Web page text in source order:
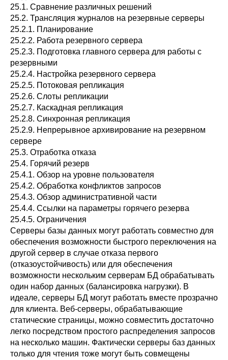
25.1. Сравнение различных решений
25.2. Трансляция журналов на резервные серверы
25.2.1. Планирование
25.2.2. Работа резервного сервера
25.2.3. Подготовка главного сервера для работы с
резервными
25.2.4. Настройка резервного сервера
25.2.5. Потоковая репликация
25.2.6. Слоты репликации
25.2.7. Каскадная репликация
25.2.8. Синхронная репликация
25.2.9. Непрерывное архивирование на резервном
сервере
25.3. Отработка отказа
25.4. Горячий резерв
25.4.1. Обзор на уровне пользователя
25.4.2. Обработка конфликтов запросов
25.4.3. Обзор административной части
25.4.4. Ссылки на параметры горячего резерва
25.4.5. Ограничения
Серверы базы данных могут работать совместно для
обеспечения возможности быстрого переключения на
другой сервер в случае отказа первого
(отказоустойчивость) или для обеспечения
возможности нескольким серверам БД обрабатывать
один набор данных (балансировка нагрузки). В
идеале, серверы БД могут работать вместе прозрачно
для клиента. Веб-серверы, обрабатывающие
статические страницы, можно совместить достаточно
легко посредством простого распределения запросов
на несколько машин. Фактически серверы баз данных
только для чтения тоже могут быть совмещены